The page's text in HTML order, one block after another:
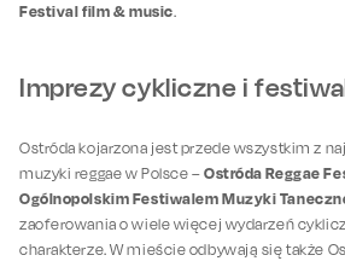
Festival film & music.
Imprezy cykliczne i
Ostróda kojarzona jest przede wszystkim z
muzyki reggae w Polsce – Ostróda Reggae
Ogólnopolskim Festiwalem Muzyki
zaoferowania o wiele więcej wydarzeń
charakterze. W mieście odbywają się także